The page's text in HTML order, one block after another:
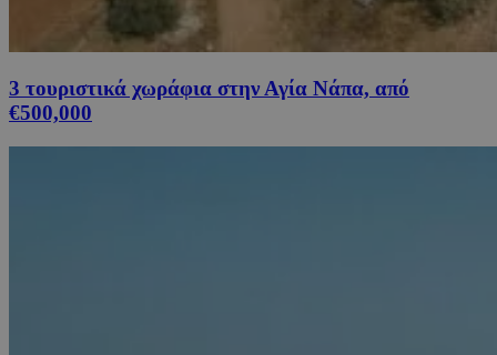
3 τουριστικά χωράφια στην Αγία Νάπα, από
€500,000